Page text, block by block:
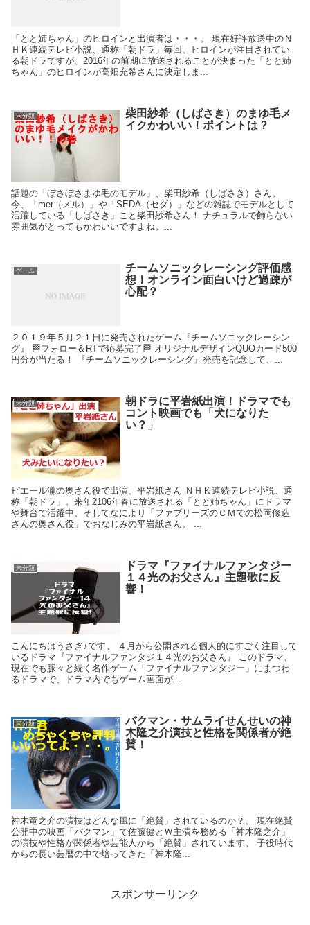
「とと姉ちゃん」のヒロインと出演者は・・・。 現在好評放送中のＮ
ＨＫ連続テレビ小説、通称「朝ドラ」毎回、ヒロインが注目されてい
る朝ドラですが、2016年の前期に放送されることが決まった「とと姉
ちゃん」のヒロインが高畑充希さんに決定しま...
未分類
柴田紗希（しばさき）のまゆ毛メ
イクかわいい！ポイントは？
話題の「ぼさぼさまゆ毛のモデル」、柴田紗希（しばさき）さん。
今、「mer（メル）」や「SEDA（セダ）」などの雑誌でモデルとして
活躍している「しばさき」こと柴田紗希さん！ ナチュラルで飾らない
雰囲気がとってもかわいいですよね。...
ゲーム
チームソニックレーシング評価感
想！オンライン面白いけど過疎が
心配？
２０１９年５月２１日に発売されたゲーム『チームソニックレーシン
グ』 🏁フォロー＆RTで応募完了🏁 オリジナルデザインQUOカード500
円分が当たる！ 『チームソニックレーシング』発売を記念して、...
未分類
朝ドラに平岩紙出演！ドラマでも
コント映画でも「犬になりた
い？」
ピエール瀧の奥さん役で出演、平岩紙さん ＮＨＫ連続テレビ小説、通
称「朝ドラ」。来年2106年春に放送される「とと姉ちゃん」にドラマ
や舞台で活躍中、そしてなにより「ファブリーズのＣＭでの松岡修造
さんの奥さん役」でおなじみの平岩紙さん。 ...
未分類
ドラマ『ファイナルファンタジー
１４光のお父さん』主題歌に反
響！
こんにちはうさぎ♪です。 ４月から公開される個人的にすごく注目して
いるドラマ『ファイナルファンタジ１４光のお父さん』 このドラマ、
現在でも脈々と続く名作ゲーム「ファイナルファンタジー」にまつわ
るドラマで、ドラマ内でもゲーム画面が...
未分類
バクマン・サムライせんせいの神
木隆之介演技と性格を関係者が絶
賛！
神木竜之介の演技はどんな風に「絶賛」されているのか？、 現在絶賛
公開中の映画「バクマン」で佐藤健とＷ主演を務める「神木隆之介」
の演技や性格が関係者や芸能人から「絶賛」されています。 子役時代
からの長い芸暦の中で培ってきた「神木隆...
スポンサーリンク